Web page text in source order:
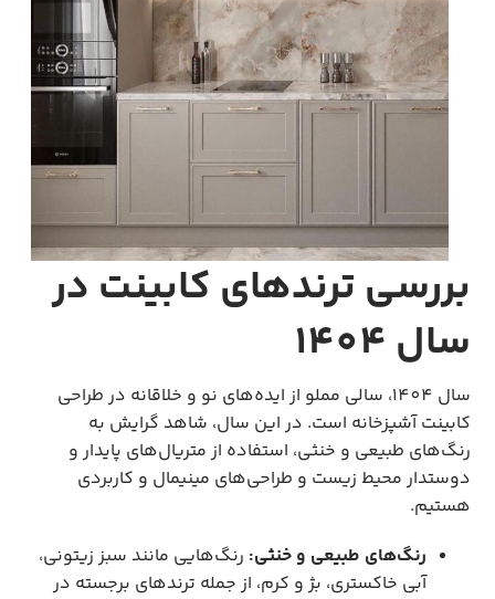
بررسی ترندهای کابینت در
سال 1404
سال 1404، سالی مملو از ایده‌های نو و خلاقانه در طراحی
کابینت آشپزخانه است. در این سال، شاهد گرایش به
رنگ‌های طبیعی و خنثی، استفاده از متریال‌های پایدار و
دوستدار محیط زیست و طراحی‌های مینیمال و کاربردی
هستیم.
رنگ‌های طبیعی و خنثی: رنگ‌هایی مانند سبز زیتونی،
آبی خاکستری، بژ و کرم، از جمله ترندهای برجسته در